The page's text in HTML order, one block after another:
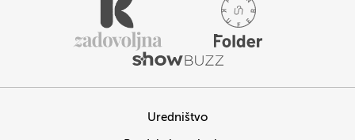
Uredništvo